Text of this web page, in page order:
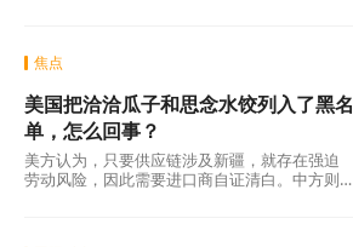
焦点
美国把洽洽瓜子和思念水饺列入了黑名
单，怎么回事？
美方认为，只要供应链涉及新疆，就存在强迫
劳动风险，因此需要进口商自证清白。中方则